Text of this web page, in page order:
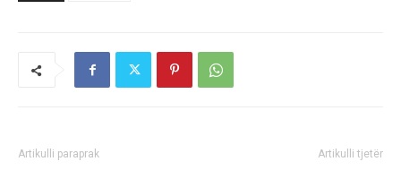
Artikulli paraprak Artikulli tjetër